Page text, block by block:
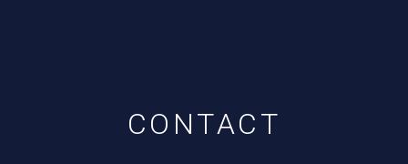
CO NTACT